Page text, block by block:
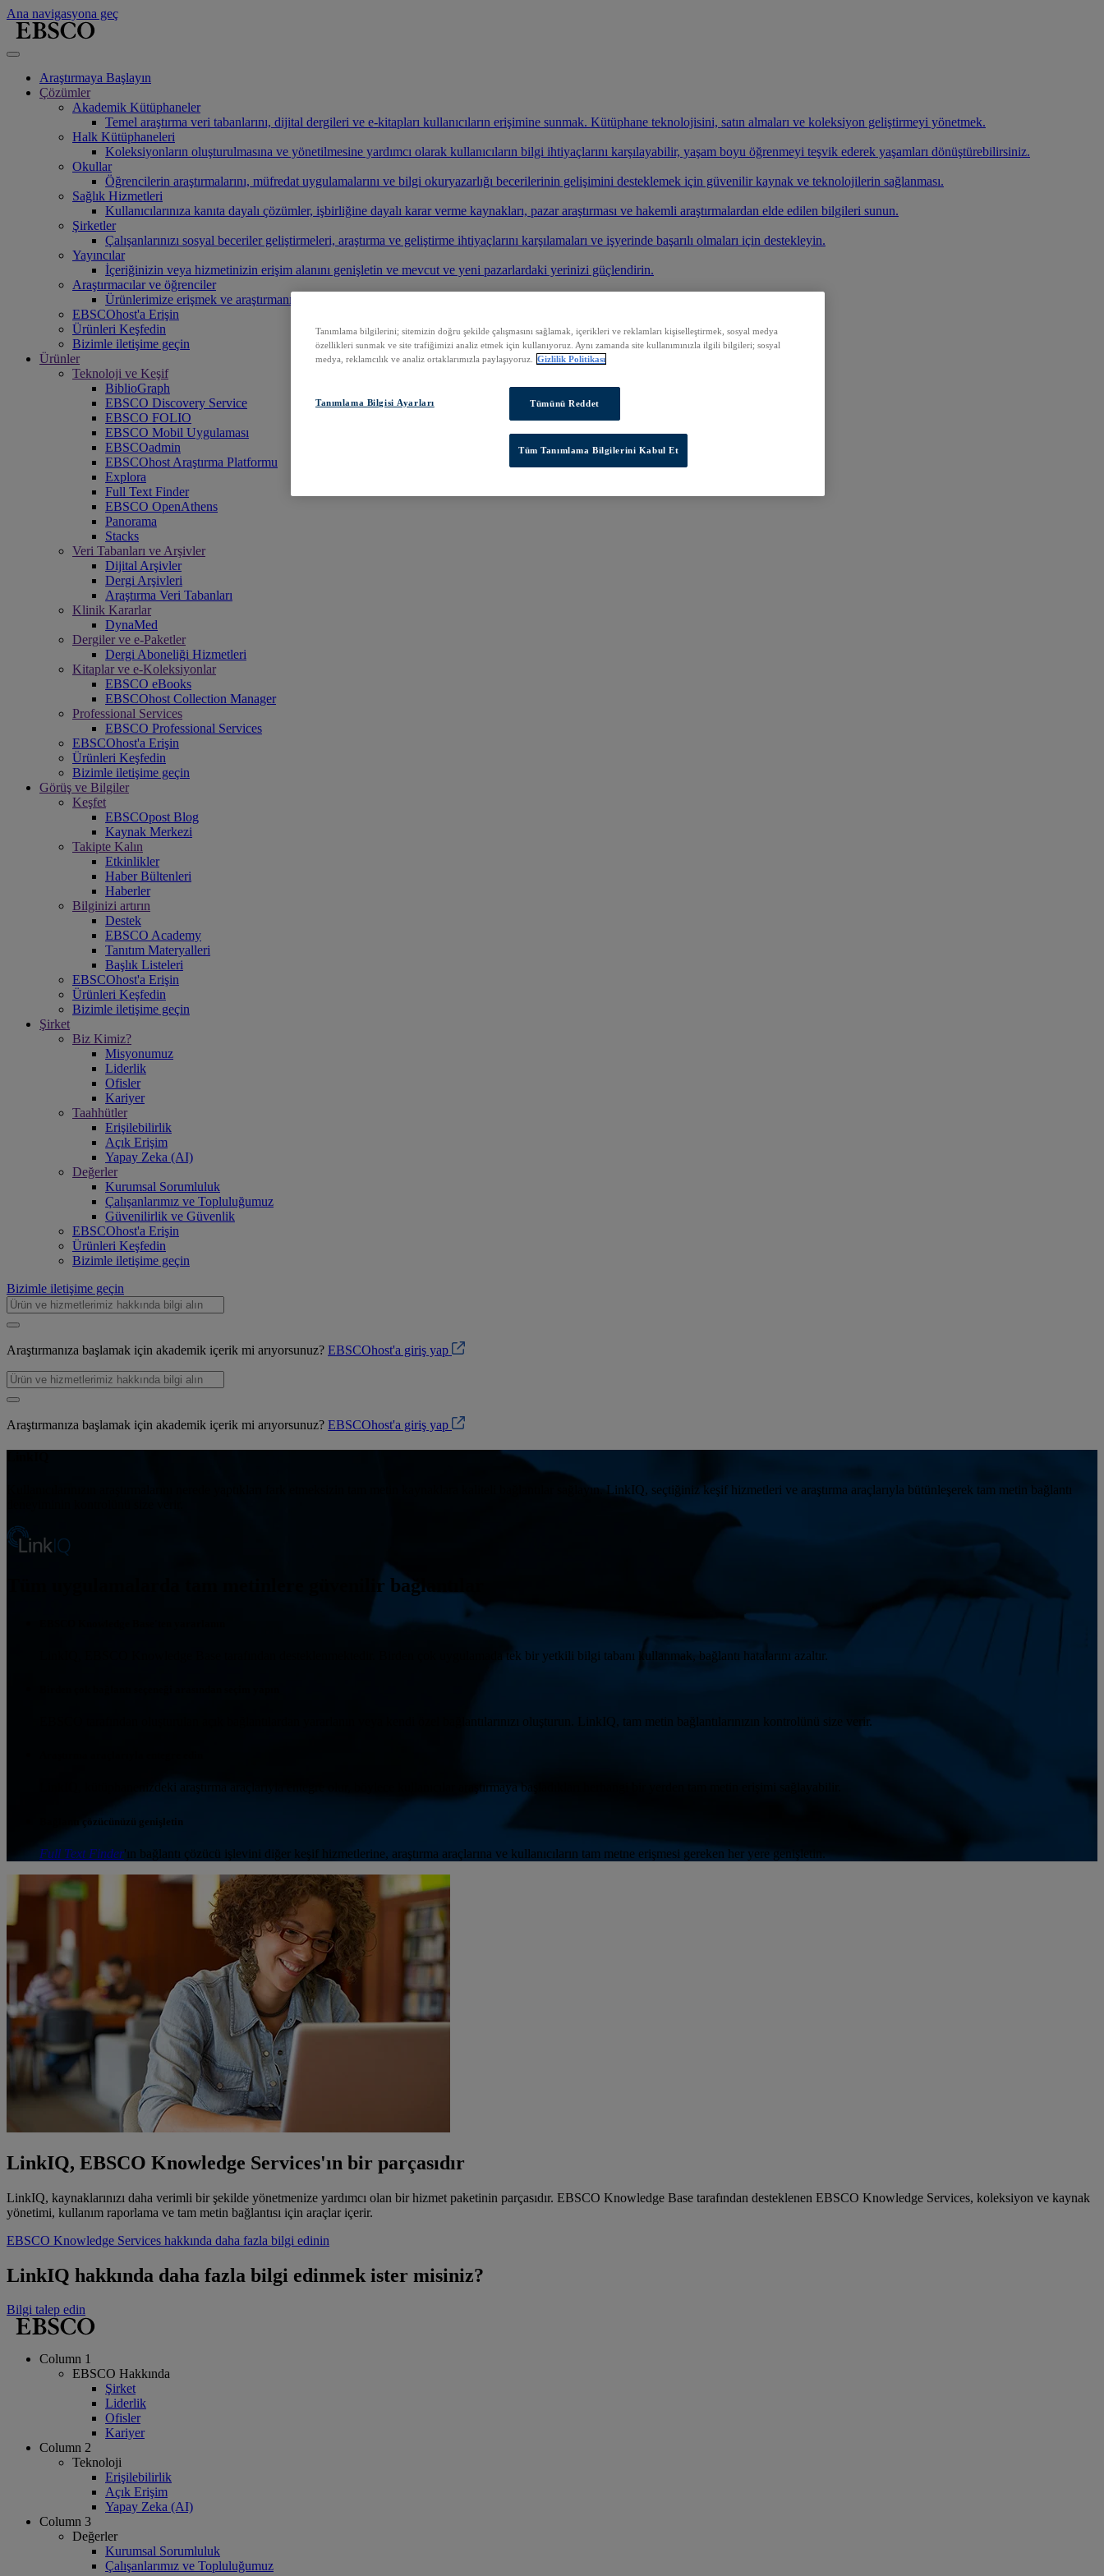
Ana navigasyona geç
Araştırmaya Başlayın
Çözümler
Akademik Kütüphaneler
Temel araştırma veri tabanlarını, dijital dergileri ve e-kitapları kullanıcıların erişimine sunmak. Kütüphane teknolojisini, satın almaları ve koleksiyon geliştirmeyi yönetmek.
Halk Kütüphaneleri
Koleksiyonların oluşturulmasına ve yönetilmesine yardımcı olarak kullanıcıların bilgi ihtiyaçlarını karşılayabilir, yaşam boyu öğrenmeyi teşvik ederek yaşamları dönüştürebilirsiniz.
Okullar
Öğrencilerin araştırmalarını, müfredat uygulamalarını ve bilgi okuryazarlığı becerilerinin gelişimini desteklemek için güvenilir kaynak ve teknolojilerin sağlanması.
Sağlık Hizmetleri
Kullanıcılarınıza kanıta dayalı çözümler, işbirliğine dayalı karar verme kaynakları, pazar araştırması ve hakemli araştırmalardan elde edilen bilgileri sunun.
Şirketler
Çalışanlarınızı sosyal beceriler geliştirmeleri, araştırma ve geliştirme ihtiyaçlarını karşılamaları ve işyerinde başarılı olmaları için destekleyin.
Yayıncılar
İçeriğinizin veya hizmetinizin erişim alanını genişletin ve mevcut ve yeni pazarlardaki yerinizi güçlendirin.
Araştırmacılar ve öğrenciler
Ürünlerimize erişmek ve araştırmanıza başlamak için kurumunuzu bulun.
EBSCOhost'a Erişin
Ürünleri Keşfedin
Bizimle iletişime geçin
Ürünler
Teknoloji ve Keşif
BiblioGraph
EBSCO Discovery Service
EBSCO FOLIO
EBSCO Mobil Uygulaması
EBSCOadmin
EBSCOhost Araştırma Platformu
Explora
Full Text Finder
EBSCO OpenAthens
Panorama
Stacks
Veri Tabanları ve Arşivler
Dijital Arşivler
Dergi Arşivleri
Araştırma Veri Tabanları
Klinik Kararlar
DynaMed
Dergiler ve e-Paketler
Dergi Aboneliği Hizmetleri
Kitaplar ve e-Koleksiyonlar
EBSCO eBooks
EBSCOhost Collection Manager
Professional Services
EBSCO Professional Services
EBSCOhost'a Erişin
Ürünleri Keşfedin
Bizimle iletişime geçin
Görüş ve Bilgiler
Keşfet
EBSCOpost Blog
Kaynak Merkezi
Takipte Kalın
Etkinlikler
Haber Bültenleri
Haberler
Bilginizi artırın
Destek
EBSCO Academy
Tanıtım Materyalleri
Başlık Listeleri
EBSCOhost'a Erişin
Ürünleri Keşfedin
Bizimle iletişime geçin
Şirket
Biz Kimiz?
Misyonumuz
Liderlik
Ofisler
Kariyer
Taahhütler
Erişilebilirlik
Açık Erişim
Yapay Zeka (AI)
Değerler
Kurumsal Sorumluluk
Çalışanlarımız ve Topluluğumuz
Güvenilirlik ve Güvenlik
EBSCOhost'a Erişin
Ürünleri Keşfedin
Bizimle iletişime geçin
Bizimle iletişime geçin
Araştırmanıza başlamak için akademik içerik mi arıyorsunuz? EBSCOhost'a giriş yap
Araştırmanıza başlamak için akademik içerik mi arıyorsunuz? EBSCOhost'a giriş yap
Kullanıcılarınızın araştırmalarını nerede yaptıkları fark etmeksizin tam metin kaynaklara kaliteli bağlantılar sağlayın. LinkIQ, seçtiğiniz keşif hizmetleri ve araştırma araçlarıyla bütünleşerek tam metin bağlantı
Tüm uygulamalarda tam metinlere güvenilir bağlantılar
LinkIQ, EBSCO Knowledge Base tarafından desteklenmektedir. Birden çok uygulamada tek bir yetkili bilgi tabanı kullanmak, bağlantı hatalarını azaltır.
EBSCO tarafından oluşturulan açık bağlantılardan yararlanın veya kendi özel bağlantılarınızı oluşturun. LinkIQ, tam metin bağlantılarınızın kontrolünü size verir.
LinkIQ, kütüphanenizdeki araştırma araçlarıyla entegre olur, böylece kullanıcılar araştırmaya başladıkları herhangi bir yerden tam metin erişimi sağlayabilir.
Bağlantı çözücünüzü genişletin
Full Text Finder'ın bağlantı çözücü işlevini diğer keşif hizmetlerine, araştırma araçlarına ve kullanıcıların tam metne erişmesi gereken her yere genişletin.
LinkIQ, EBSCO Knowledge Services'ın bir parçasıdır
LinkIQ, kaynaklarınızı daha verimli bir şekilde yönetmenize yardımcı olan bir hizmet paketinin parçasıdır. EBSCO Knowledge Base tarafından desteklenen EBSCO Knowledge Services, koleksiyon ve kaynak
yönetimi, kullanım raporlama ve tam metin bağlantısı için araçlar içerir.
EBSCO Knowledge Services hakkında daha fazla bilgi edinin
LinkIQ hakkında daha fazla bilgi edinmek ister misiniz?
Bilgi talep edin
Column 1
EBSCO Hakkında
Şirket
Liderlik
Ofisler
Kariyer
Column 2
Teknoloji
Erişilebilirlik
Açık Erişim
Yapay Zeka (AI)
Column 3
Değerler
Kurumsal Sorumluluk
Çalışanlarımız ve Topluluğumuz
Tanımlama bilgilerini; sitemizin doğru şekilde çalışmasını sağlamak, içerikleri ve reklamları kişiselleştirmek, sosyal medya
özellikleri sunmak ve site trafiğimizi analiz etmek için kullanıyoruz. Aynı zamanda site kullanımınızla ilgili bilgileri; sosyal
medya, reklamcılık ve analiz ortaklarımızla paylaşıyoruz.
Gizlilik Politikası
Tanımlama Bilgisi Ayarları Tümünü Reddet
Tüm Tanımlama Bilgilerini Kabul Et